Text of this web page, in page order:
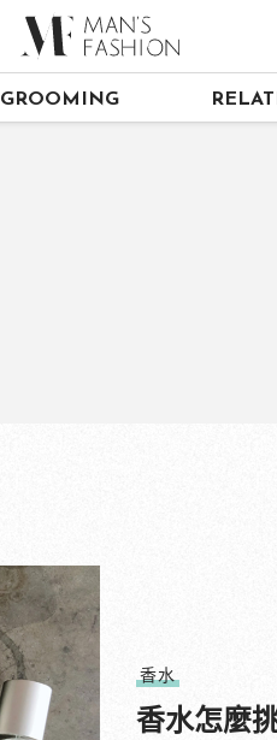
GROOMING
香水
香水怎麼